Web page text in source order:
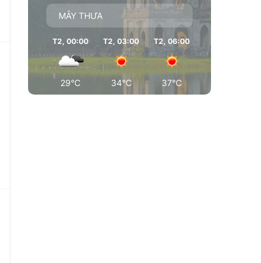
MÂY THƯA
T2, 00:00
29°C
T2, 03:00
34°C
T2, 06:00
37°C